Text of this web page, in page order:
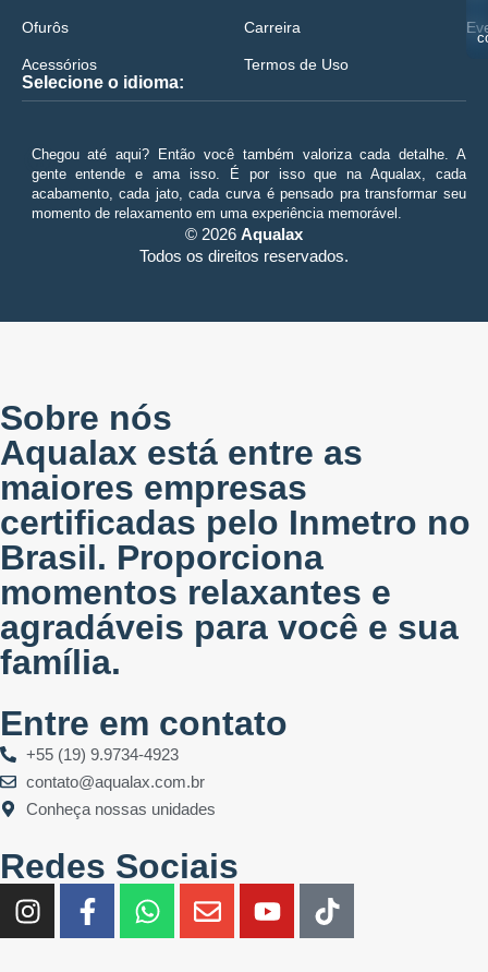
Ofurôs
Acessórios
Carreira
Termos de Uso
Selecione o idioma:
😀
Chegou até aqui? Então você também valoriza cada detalhe. A
gente entende e ama isso. É por isso que na Aqualax, cada
acabamento, cada jato, cada curva é pensado pra transformar seu
momento de relaxamento em uma experiência memorável.
© 2026 Aqualax
Todos os direitos reservados.
Sobre nós
Aqualax está entre as
maiores empresas
certificadas pelo Inmetro no
Brasil. Proporciona
momentos relaxantes e
agradáveis para você e sua
família.
Entre em contato
+55 (19) 9.9734-4923
contato@aqualax.com.br
Conheça nossas unidades
Redes Sociais